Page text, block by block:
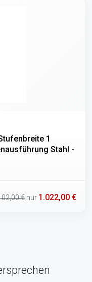
1
Stahl -
€ nur 1.022,00 €